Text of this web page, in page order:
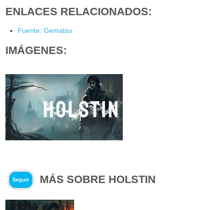
ENLACES RELACIONADOS:
Fuente: Gematsu
IMÁGENES:
Seguir MÁS SOBRE HOLSTIN